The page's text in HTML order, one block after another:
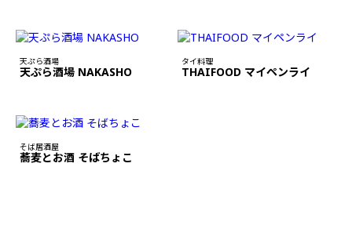
天ぷら酒場
天ぷら酒場 NAKASHO
タイ料理
THAIFOOD マイペンライ
そば居酒屋
蕎麦とお酒 そばちょこ